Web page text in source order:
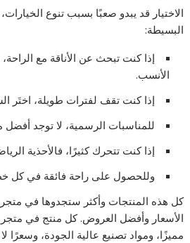
الاختيار قد يبدو صعبًا بسبب تنوع
البسيطة:
إذا كنت تبحث عن الأناقة مع
الأنسب.
إذا كنت تقف لفترات طويلة، اختَر
للمناسبات الرسمية، لا توجد أفضل
إذا كنت تتحرك كثيرًا، فالأحذية
وللحصول على راحة فائقة في كل
كل هذه المنتجات وأكثر ستجدوها في متجر
الأسعار وأفضل العروض. كل منتج في
مميزًا، ومواد تصنيع عالية الجودة، وسعرًا